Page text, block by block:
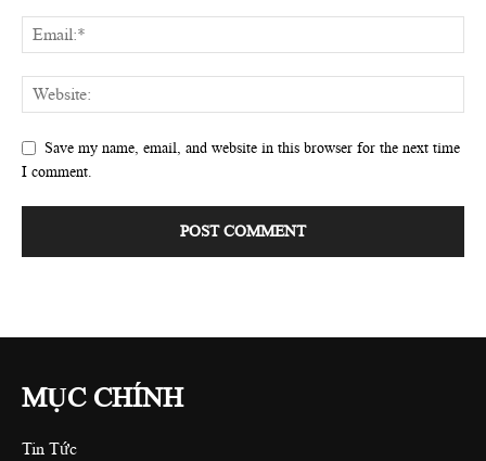
Save my name, email, and website in this browser for the next time
I comment.
MỤC CHÍNH
Tin Tức